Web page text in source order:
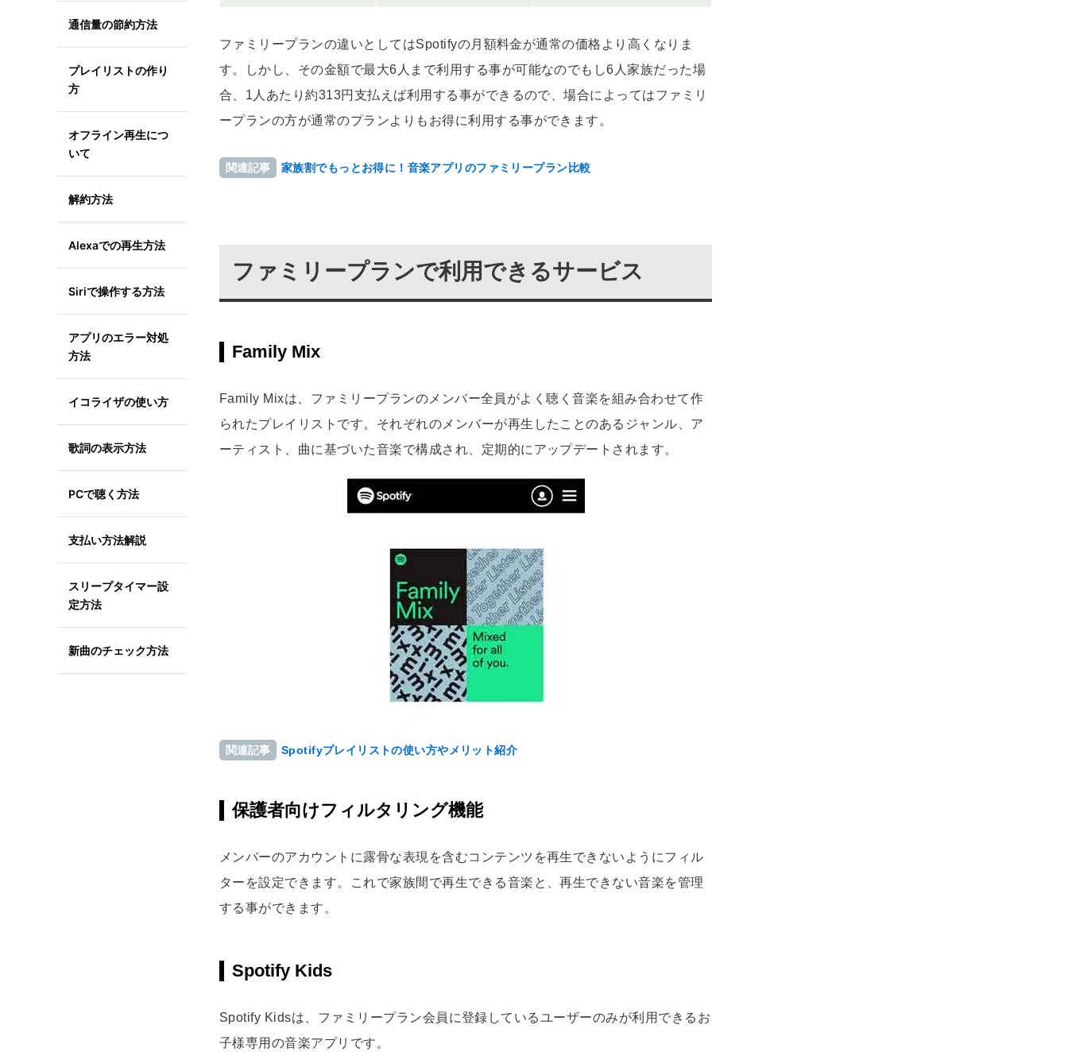
ファミリープランの違いとしてはSpotifyの月額料金が通常の価格より高くなりま
す。しかし、その金額で最大6人まで利用する事が可能なのでもし6人家族だった場
合、1人あたり約313円支払えば利用する事ができるので、場合によってはファミリ
ープランの方が通常のプランよりもお得に利用する事ができます。
関連記事 家族割でもっとお得に！音楽アプリのファミリープラン比較
ファミリープランで利用できるサービス
Family Mix
Family Mixは、ファミリープランのメンバー全員がよく聴く音楽を組み合わせて作
られたプレイリストです。それぞれのメンバーが再生したことのあるジャンル、ア
ーティスト、曲に基づいた音楽で構成され、定期的にアップデートされます。
関連記事 Spotifyプレイリストの使い方やメリット紹介
保護者向けフィルタリング機能
メンバーのアカウントに露骨な表現を含むコンテンツを再生できないようにフィル
ターを設定できます。これで家族間で再生できる音楽と、再生できない音楽を管理
する事ができます。
Spotify Kids
Spotify Kidsは、ファミリープラン会員に登録しているユーザーのみが利用できるお
子様専用の音楽アプリです。
通信量の節約方法
プレイリストの作り
方
オフライン再生につ
いて
解約方法
Alexaでの再生方法
Siriで操作する方法
アプリのエラー対処
方法
イコライザの使い方
歌詞の表示方法
PCで聴く方法
支払い方法解説
スリープタイマー設
定方法
新曲のチェック方法